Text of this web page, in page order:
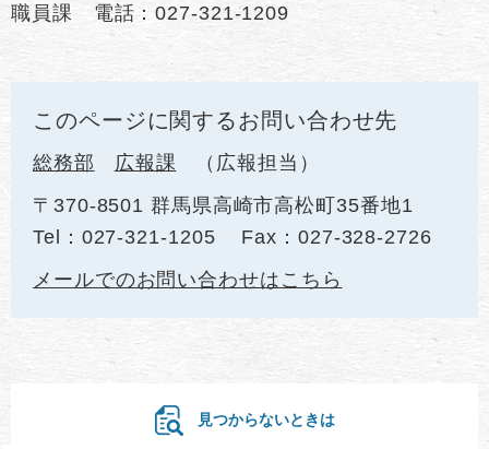
職員課 電話：027-321-1209
このページに関するお問い合わせ先
総務部 広報課
広報担当
〒370-8501 群馬県高崎市高松町35番地1
Tel：027-321-1205
Fax：027-328-2726
メールでのお問い合わせはこちら
見つからないときは